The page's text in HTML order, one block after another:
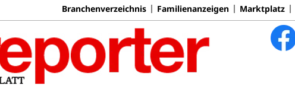
Branchenverzeichnis Familienanzeigen Marktplatz